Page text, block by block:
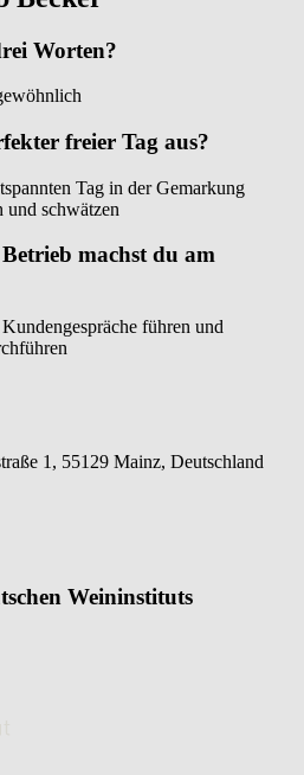
Worten?
freier Tag aus?
Tag in der Gemarkung
schwätzen
machst du am
führen und
1, 55129 Mainz, Deutschland
Weininstituts